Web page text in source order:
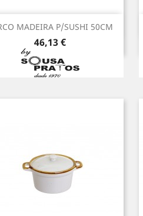
MADEIRA P/SUSHI 50CM
Preço
46,13 €
Vista rápida